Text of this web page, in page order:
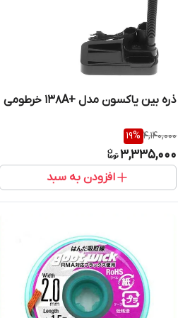
ذره بین یاکسون مدل +138A خرطومی
4,140,000
19%
3,335,000
افزودن به سبد